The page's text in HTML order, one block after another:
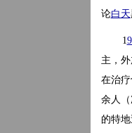
论白天
1
主，
在治
余人
的特